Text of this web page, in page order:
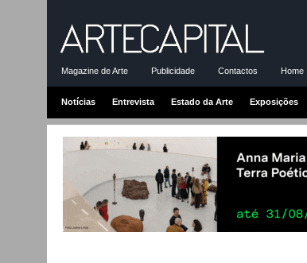
Magazine de Arte Publicidade Contactos Home
Notícias Entrevista Estado da Arte Exposições